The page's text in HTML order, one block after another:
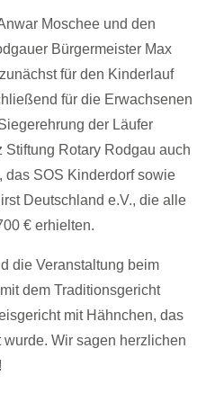
Moschee und den
Bürgermeister Max
für den Kinderlauf
für die Erwachsenen
der Läufer
Rotary Rodgau auch
das SOS Kinderdorf sowie
Deutschland e.V., die alle
€ erhielten.
die Veranstaltung beim
dem Traditionsgericht
mit Hähnchen, das
Wir sagen herzlichen